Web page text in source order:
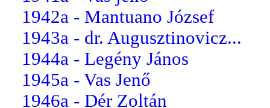
1942a - Mantuano József
1943a - dr. Augusztinovicz...
1944a - Legény János
1945a - Vas Jenő
1946a - Dér Zoltán